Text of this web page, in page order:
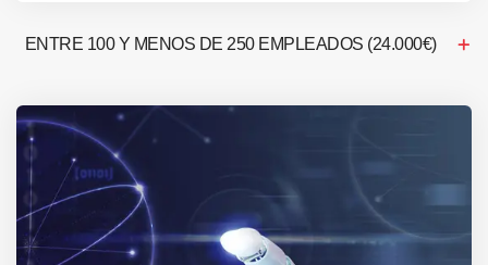
ENTRE 100 Y MENOS DE 250 EMPLEADOS (24.000€)